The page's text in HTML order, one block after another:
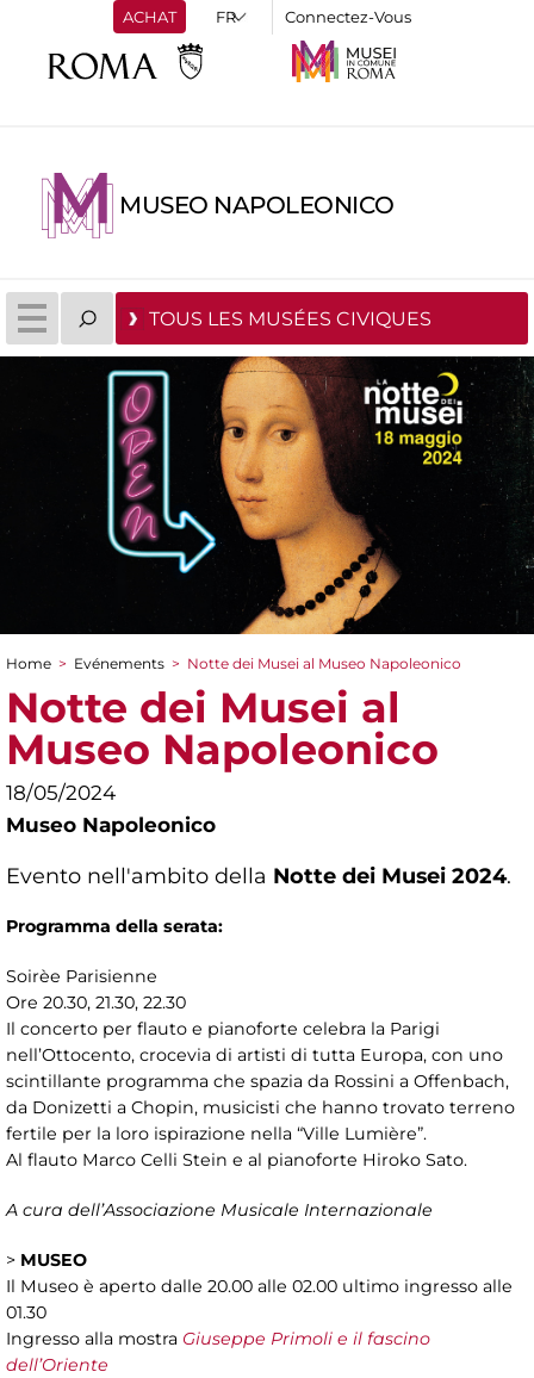
ACHAT Connectez-Vous
MUSEO NAPOLEONICO
TOUS LES MUSÉES CIVIQUES
You are here
Home > Evénements > Notte dei Musei al Museo Napoleonico
Notte dei Musei al
Museo Napoleonico
18/05/2024
Museo Napoleonico
Evento nell'ambito della Notte dei Musei 2024.
Programma della serata:
Soirèe Parisienne
Ore 20.30, 21.30, 22.30
Il concerto per flauto e pianoforte celebra la Parigi
nell’Ottocento, crocevia di artisti di tutta Europa, con uno
scintillante programma che spazia da Rossini a Offenbach,
da Donizetti a Chopin, musicisti che hanno trovato terreno
fertile per la loro ispirazione nella “Ville Lumière”.
Al flauto Marco Celli Stein e al pianoforte Hiroko Sato.
A cura dell’Associazione Musicale Internazionale
> MUSEO
Il Museo è aperto dalle 20.00 alle 02.00 ultimo ingresso alle
01.30
Ingresso alla mostra Giuseppe Primoli e il fascino
dell’Oriente